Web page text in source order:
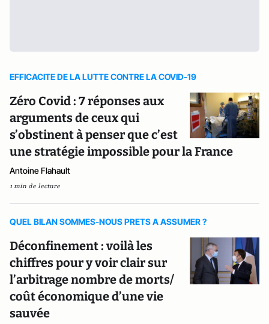
EFFICACITE DE LA LUTTE CONTRE LA COVID-19
Zéro Covid : 7 réponses aux
arguments de ceux qui
s’obstinent à penser que c’est
une stratégie impossible pour la France
Antoine Flahault
1 min de lecture
QUEL BILAN SOMMES-NOUS PRETS A ASSUMER ?
Déconfinement : voilà les
chiffres pour y voir clair sur
l’arbitrage nombre de morts/
coût économique d’une vie
sauvée